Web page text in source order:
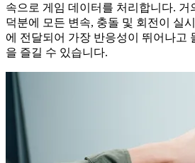
속으로 게임 데이터를 처리합니다. 거
덕분에 모든 변속, 충돌 및 회전이 실
에 전달되어 가장 반응성이 뛰어나고
을 즐길 수 있습니다.